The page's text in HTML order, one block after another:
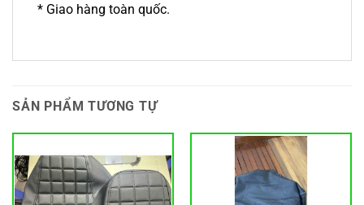
* Giao hàng toàn quốc.
SẢN PHẨM TƯƠNG TỰ